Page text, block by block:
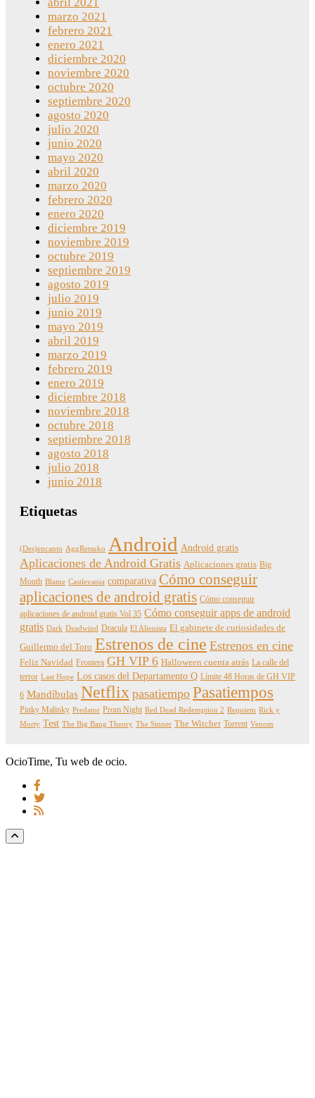
marzo 2021
febrero 2021
enero 2021
diciembre 2020
noviembre 2020
octubre 2020
septiembre 2020
agosto 2020
julio 2020
junio 2020
mayo 2020
abril 2020
marzo 2020
febrero 2020
enero 2020
diciembre 2019
noviembre 2019
octubre 2019
septiembre 2019
agosto 2019
julio 2019
junio 2019
mayo 2019
abril 2019
marzo 2019
febrero 2019
enero 2019
diciembre 2018
noviembre 2018
octubre 2018
septiembre 2018
agosto 2018
julio 2018
junio 2018
Etiquetas
(Des)encanto AggRetsuko Android Android gratis
Aplicaciones de Android Gratis Aplicaciones gratis Big
Mouth Blame Castlevania comparativa Cómo conseguir
aplicaciones de android gratis Cómo conseguir
aplicaciones de android gratis Vol 35 Cómo conseguir apps de android
gratis Dark Deadwind Dracula El Alienista El gabinete de curiosidades de
Guillermo del Toro Estrenos de cine Estrenos en cine
Feliz Navidad Frontera GH VIP 6 Halloween cuenta atrás La calle del
terror Last Hope Los casos del Departamento Q Límite 48 Horas de GH VIP
6 Mandíbulas Netflix pasatiempo Pasatiempos
Pinky Malinky Predator Prom Night Red Dead Redemption 2 Requiem Rick y
Morty Test The Big Bang Theory The Sinner The Witcher Torrent Venom
OcioTime, Tu web de ocio.